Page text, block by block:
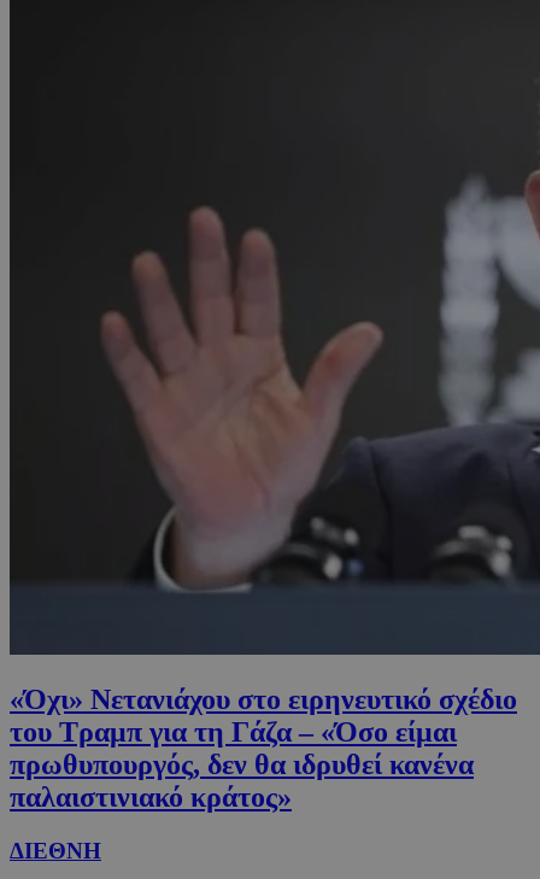
«Όχι» Νετανιάχου στο ειρηνευτικό σχέδιο
του Τραμπ για τη Γάζα – «Όσο είμαι
πρωθυπουργός, δεν θα ιδρυθεί κανένα
παλαιστινιακό κράτος»
ΔΙΕΘΝΗ